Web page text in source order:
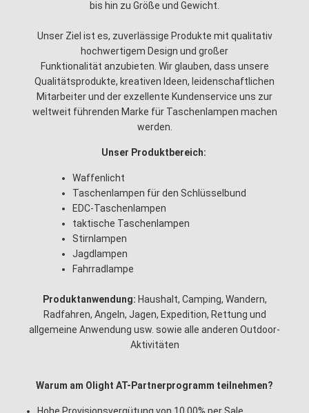
bis hin zu Größe und Gewicht.
Unser Ziel ist es, zuverlässige Produkte mit qualitativ
hochwertigem Design und großer
Funktionalität anzubieten. Wir glauben, dass unsere
Qualitätsprodukte, kreativen Ideen, leidenschaftlichen
Mitarbeiter und der exzellente Kundenservice uns zur
weltweit führenden Marke für Taschenlampen machen
werden.
Unser Produktbereich:
Waffenlicht
Taschenlampen für den Schlüsselbund
EDC-Taschenlampen
taktische Taschenlampen
Stirnlampen
Jagdlampen
Fahrradlampe
Produktanwendung: Haushalt, Camping, Wandern,
Radfahren, Angeln, Jagen, Expedition, Rettung und
allgemeine Anwendung usw. sowie alle anderen Outdoor-
Aktivitäten
Warum am Olight AT-Partnerprogramm teilnehmen?